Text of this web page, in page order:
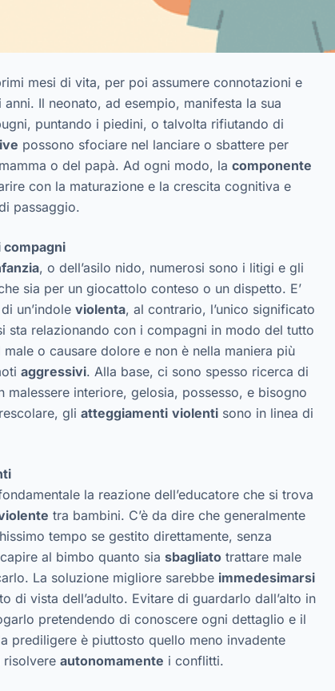
mesi di vita, per poi assumere connotazioni e
Il neonato, ad esempio, manifesta la sua
puntando i piedini, o talvolta rifiutando di
possono sfociare nel lanciare o sbattere per
o del papà. Ad ogni modo, la componente
con la maturazione e la crescita cognitiva e
passaggio.
compagni
, o dell’asilo nido, numerosi sono i litigi e gli
sia per un giocattolo conteso o un dispetto. E’
un’indole violenta, al contrario, l’unico significato
sta relazionando con i compagni in modo del tutto
o causare dolore e non è nella maniera più
aggressivi. Alla base, ci sono spesso ricerca di
interiore, gelosia, possesso, e bisogno
gli atteggiamenti violentisono in linea di
la reazione dell’educatore che si trova
tra bambini. C’è da dire che generalmente
tempo se gestito direttamente, senza
al bimbo quanto sia sbagliatotrattare male
La soluzione migliore sarebbe immedesimarsi
di vista dell’adulto. Evitare di guardarlo dall’alto in
pretendendo di conoscere ogni dettaglio e il
prediligere è piuttosto quello meno invadente
risolvere autonomamente i conflitti.